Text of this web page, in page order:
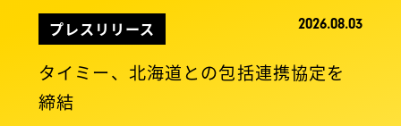
プレスリリース 2026.08.03
タイミー、北海道との包括連携協定を
締結